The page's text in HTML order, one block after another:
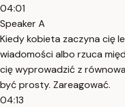
04:01
Speaker A
Kiedy kobieta zaczyna cię
wiadomości albo rzuca
cię wyprowadzić z
być prosty. Zareagować.
04:13